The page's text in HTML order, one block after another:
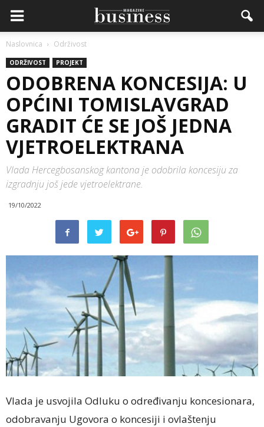
Naslovnica Održivost
ODRŽIVOST PROJEKT
ODOBRENA KONCESIJA: U
OPĆINI TOMISLAVGRAD
GRADIT ĆE SE JOŠ JEDNA
VJETROELEKTRANA
Vlada Hercegbosanskog kantona je odobrila koncesiju za
izgradnju još jede vjetroelektrane.
19/10/2022
Vlada je usvojila Odluku o određivanju koncesionara,
odobravanju Ugovora o koncesiji i ovlaštenju